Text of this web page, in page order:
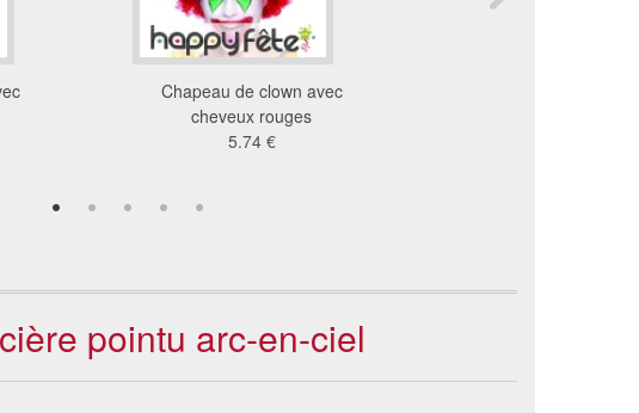
Chapeau de clown avec
cheveux rouges
5.74 €
pointu arc-en-ciel